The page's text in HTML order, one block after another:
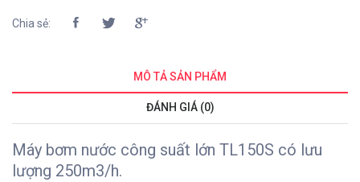
Chia sẻ:
MÔ TẢ SẢN PHẨM
ĐÁNH GIÁ (0)
Máy bơm nước công suất lớn TL150S có lưu
lượng 250m3/h.